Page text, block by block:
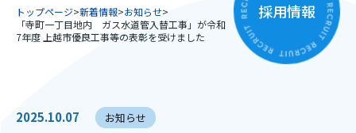
採用情報
トップページ>新着情報>お知らせ>
「寺町一丁目地内 ガス水道管入替工事」が令和
7年度 上越市優良工事等の表彰を受けました
2025.10.07 お知らせ